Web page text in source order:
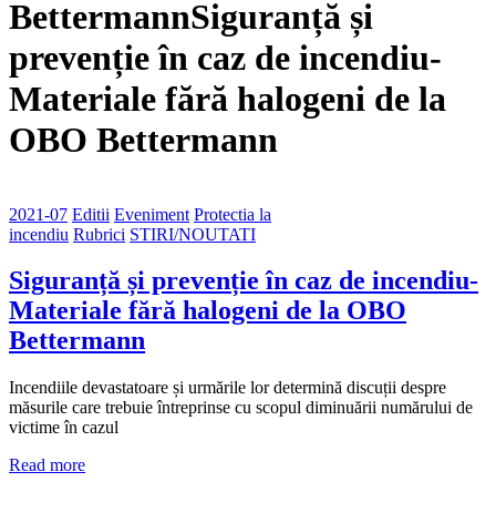
BettermannSiguranță și
prevenție în caz de incendiu-
Materiale fără halogeni de la
OBO Bettermann
2021-07 Editii Eveniment Protectia la
incendiu Rubrici STIRI/NOUTATI
Siguranță și prevenție în caz de incendiu-
Materiale fără halogeni de la OBO
Bettermann
Incendiile devastatoare și urmările lor determină discuții despre
măsurile care trebuie întreprinse cu scopul diminuării numărului de
victime în cazul
Read more